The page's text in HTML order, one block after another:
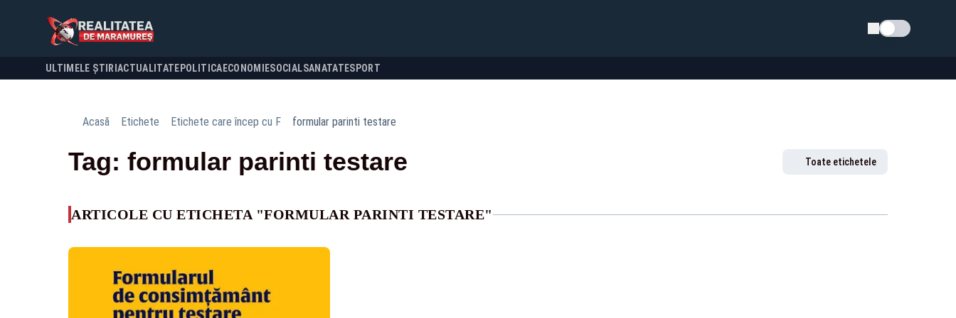
Schimba tema
ULTIMELE ȘTIRI ACTUALITATE POLITICA ECONOMIESOCIALSANATATESPORT
Acasă Etichete Etichete care încep cu F formular parinti testare
Tag: formular parinti testare Toate etichetele
ARTICOLE CU ETICHETA "FORMULAR PARINTI TESTARE"